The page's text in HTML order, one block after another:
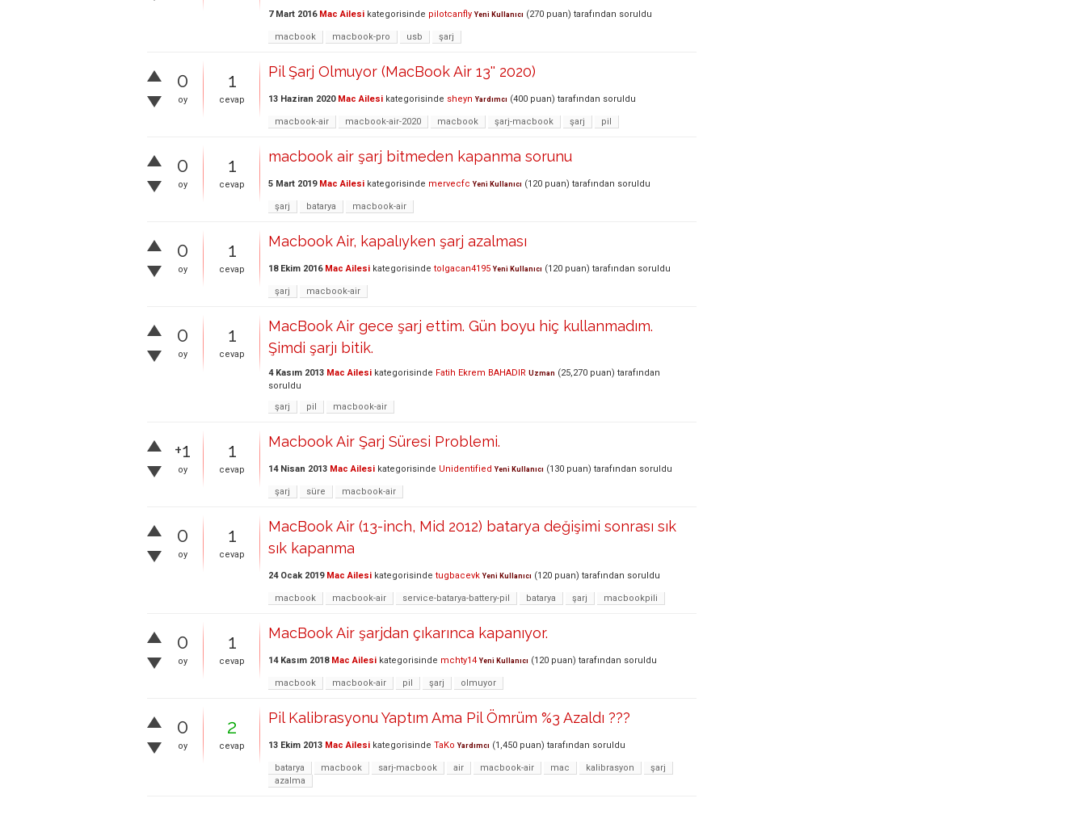
7 Mart 2016 Mac Ailesi kategorisinde pilotcanfly Yeni Kullanıcı (270 puan) tarafından soruldu
macbook macbook-pro usb şarj
0
oy
1
cevap
Pil Şarj Olmuyor (MacBook Air 13'' 2020)
13 Haziran 2020 Mac Ailesi kategorisinde sheyn Yardımcı (400 puan) tarafından soruldu
macbook-air macbook-air-2020 macbook şarj-macbook şarj pil
0
oy
1
cevap
macbook air şarj bitmeden kapanma sorunu
5 Mart 2019 Mac Ailesi kategorisinde mervecfc Yeni Kullanıcı (120 puan) tarafından soruldu
şarj batarya macbook-air
0
oy
1
cevap
Macbook Air, kapalıyken şarj azalması
18 Ekim 2016 Mac Ailesi kategorisinde tolgacan4195 Yeni Kullanıcı (120 puan) tarafından soruldu
şarj macbook-air
0
oy
1
cevap
MacBook Air gece şarj ettim. Gün boyu hiç kullanmadım.
Şimdi şarjı bitik.
4 Kasım 2013 Mac Ailesi kategorisinde Fatih Ekrem BAHADIR Uzman (25,270 puan) tarafından
soruldu
şarj
pil macbook-air
+1
oy
1
cevap
Macbook Air Şarj Süresi Problemi.
14 Nisan 2013 Mac Ailesi kategorisinde Unidentified Yeni Kullanıcı (130 puan) tarafından soruldu
şarj süre macbook-air
0
oy
1
cevap
MacBook Air (13-inch, Mid 2012) batarya değişimi sonrası sık
sık kapanma
24 Ocak 2019 Mac Ailesi kategorisinde tugbacevk Yeni Kullanıcı (120 puan) tarafından soruldu
macbook macbook-air service-batarya-battery-pil batarya şarj macbookpili
0
oy
1
cevap
MacBook Air şarjdan çıkarınca kapanıyor.
14 Kasım 2018 Mac Ailesi kategorisinde mchty14 Yeni Kullanıcı (120 puan) tarafından soruldu
macbook macbook-air pil şarj olmuyor
0
oy
2
cevap
Pil Kalibrasyonu Yaptım Ama Pil Ömrüm %3 Azaldı ???
13 Ekim 2013 Mac Ailesi kategorisinde TaKo Yardımcı (1,450 puan) tarafından soruldu
batarya macbook sarj-macbook air macbook-air mac kalibrasyon
şarj
azalma